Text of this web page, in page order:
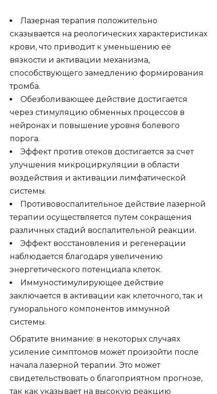
Лазерная терапия положительно
сказывается на реологических характеристиках
крови, что приводит к уменьшению её
вязкости и активации механизма,
способствующего замедлению формирования
тромба.
Обезболивающее действие достигается
через стимуляцию обменных процессов в
нейронах и повышение уровня болевого
порога.
Эффект против отеков достигается за счет
улучшения микроциркуляции в области
воздействия и активации лимфатической
системы.
Противовоспалительное действие лазерной
терапии осуществляется путем сокращения
различных стадий воспалительной реакции.
Эффект восстановления и регенерации
наблюдается благодаря увеличению
энергетического потенциала клеток.
Иммуностимулирующее действие
заключается в активации как клеточного, так и
гуморального компонентов иммунной
системы.
Обратите внимание: в некоторых случаях
усиление симптомов может произойти после
начала лазерной терапии. Это может
свидетельствовать о благоприятном прогнозе,
так как указывает на высокую реакцию